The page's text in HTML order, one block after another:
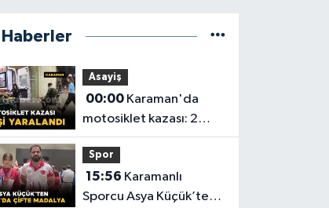
Haberler
Asayiş
00:00Karaman'da
motosiklet kazası: 2
yaralı
Spor
15:56
Sporcu Asya Küçük’ten